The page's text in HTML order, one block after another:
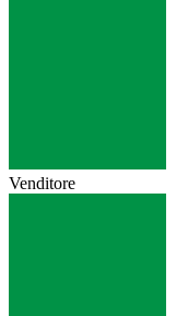
Venditore